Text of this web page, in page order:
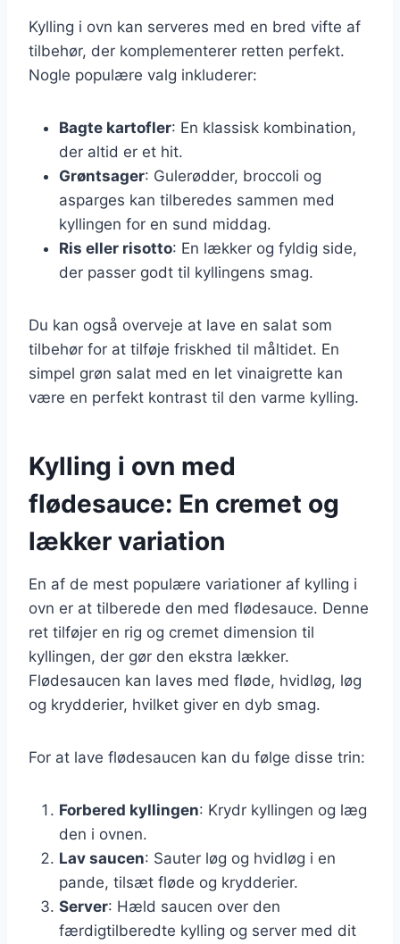
Kylling i ovn kan serveres med en bred vifte af
tilbehør, der komplementerer retten perfekt.
Nogle populære valg inkluderer:
Bagte kartofler: En klassisk kombination,
der altid er et hit.
Grøntsager: Gulerødder, broccoli og
asparges kan tilberedes sammen med
kyllingen for en sund middag.
Ris eller risotto: En lækker og fyldig side,
der passer godt til kyllingens smag.
Du kan også overveje at lave en salat som
tilbehør for at tilføje friskhed til måltidet. En
simpel grøn salat med en let vinaigrette kan
være en perfekt kontrast til den varme kylling.
Kylling i ovn med
flødesauce: En cremet og
lækker variation
En af de mest populære variationer af kylling i
ovn er at tilberede den med flødesauce. Denne
ret tilføjer en rig og cremet dimension til
kyllingen, der gør den ekstra lækker.
Flødesaucen kan laves med fløde, hvidløg, løg
og krydderier, hvilket giver en dyb smag.
For at lave flødesaucen kan du følge disse trin:
Forbered kyllingen: Krydr kyllingen og læg
den i ovnen.
Lav saucen: Sauter løg og hvidløg i en
pande, tilsæt fløde og krydderier.
Server: Hæld saucen over den
færdigtilberedte kylling og server med dit